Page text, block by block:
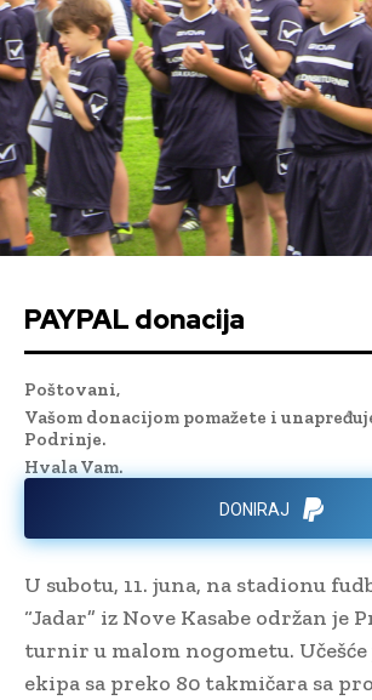
PAYPAL donacija
Poštovani,
Vašom donacijom pomažete i
Podrinje.
Hvala Vam.
DONIRAJ
U subotu, 11. juna, na stadionu
“Jadar” iz Nove Kasabe održan je
turnir u malom nogometu. Učešće
ekipa sa preko 80 takmičara sa